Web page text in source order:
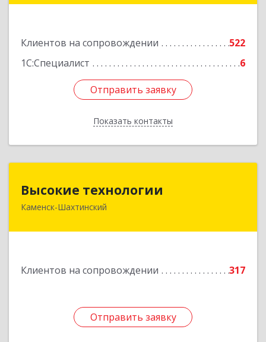
Клиентов на сопровождении
522
1С:Специалист
6
Отправить заявку
Показать контакты
Отправить заявку
Назад
Высокие технологии
Каменск-Шахтинский
Клиентов на сопровождении 317
Отправить заявку
347810, Ростовская обл, Каменск-Шахтинский г,
Подробнее
Отправить заявку